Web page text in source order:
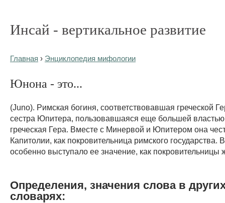
Инсай - вертикальное развитие
Главная › Энциклопедия мифологии
Юнона - это...
(Juno). Римская богиня, соответствовавшая греческой
сестра Юпитера, пользовавшаяся еще большей
греческая Гера. Вместе с Минервой и Юпитером она
Капитолии, как покровительница римского государства.
особенно выступало ее значение, как покровительницы
Определения, значения слова в
словарях: